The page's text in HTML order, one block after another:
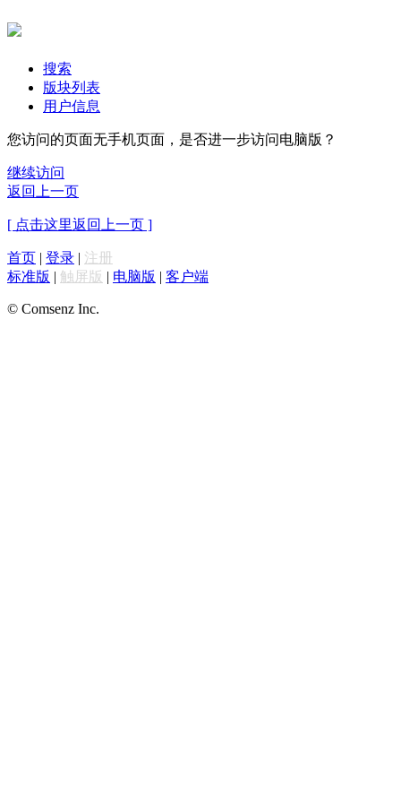
搜索
版块列表
用户信息
您访问的页面无手机页面，是否进一步访问电脑版？
继续访问
返回上一页
[ 点击这里返回上一页 ]
首页 | 登录 | 注册
标准版 | 触屏版 | 电脑版 | 客户端
© Comsenz Inc.